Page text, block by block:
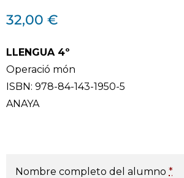
32,00 €
LLENGUA 4º
Operació món
ISBN: 978-84-143-1950-5
ANAYA
Nombre completo del alumno *